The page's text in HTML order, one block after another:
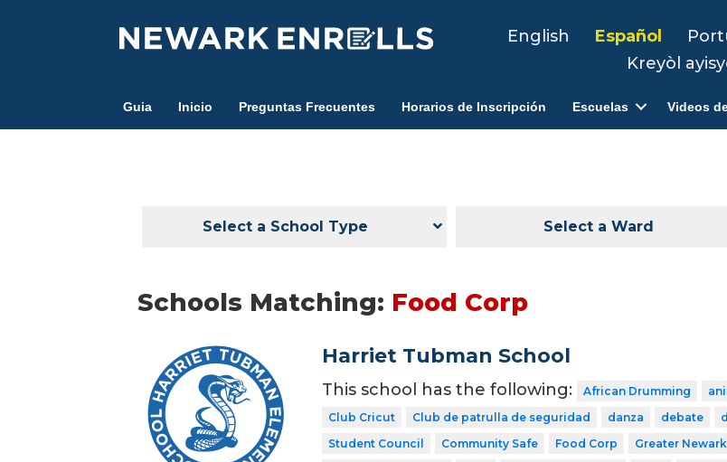
English Español
Kreyòl
Guia Inicio Preguntas Frecuentes Horarios de Inscripción Escuelas Videos
Select a School Type Select a Ward
Schools Matching: Food Corp
Harriet Tubman School
This school has the following: African Drumming
Club Cricut
Club de patrulla de seguridad danza debate
Student Council
Community Safe Food Corp Greater